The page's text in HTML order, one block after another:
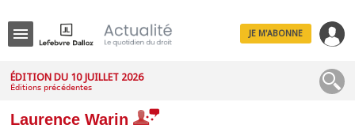
JE M'ABONNE
ÉDITION DU 10 JUILLET 2026
Éditions précédentes
Laurence Warin